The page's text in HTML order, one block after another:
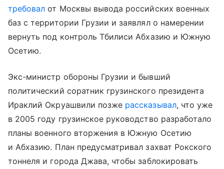
требовал от Москвы вывода российских военных
баз с территории Грузии и заявлял о намерении
вернуть под контроль Тбилиси Абхазию и Южную
Осетию.
Экс-министр обороны Грузии и бывший
политический соратник грузинского президента
Ираклий Окруашвили позже рассказывал, что уже
в 2005 году грузинское руководство разработало
планы военного вторжения в Южную Осетию
и Абхазию. План предусматривал захват Рокского
тоннеля и города Джава, чтобы заблокировать